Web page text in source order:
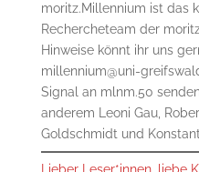
moritz.Millennium ist das
Rechercheteam der
Hinweise könnt ihr uns
millennium@uni-
Signal an mlnm.50
anderem Leoni Gau,
Goldschmidt und